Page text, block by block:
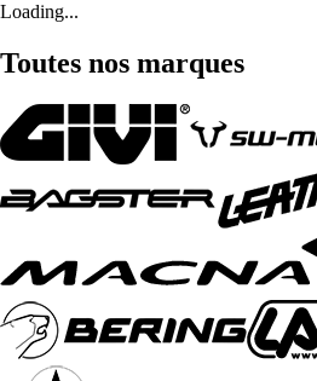
Loading...
Toutes nos marques